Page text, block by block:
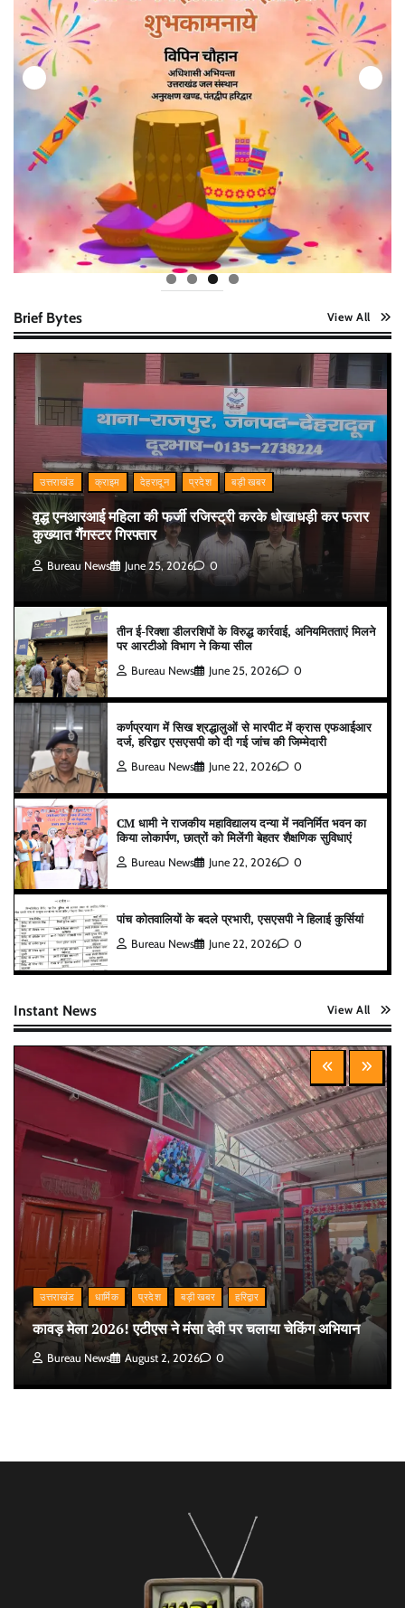
Brief Bytes View All
उत्तराखंड क्राइम देहरादून प्रदेश बड़ी खबर
वृद्ध एनआरआई महिला की फर्जी रजिस्ट्री करके धोखाधड़ी कर फरार
कुख्यात गैंगस्टर गिरफ्तार
Bureau News June 25, 2026 0
तीन ई-रिक्शा डीलरशिपों के विरुद्ध कार्रवाई, अनियमितताएं मिलने
पर आरटीओ विभाग ने किया सील
Bureau News June 25, 2026 0
कर्णप्रयाग में सिख श्रद्धालुओं से मारपीट में क्रास एफआईआर
दर्ज, हरिद्वार एसएसपी को दी गई जांच की जिम्मेदारी
Bureau News June 22, 2026 0
CM धामी ने राजकीय महाविद्यालय दन्या में नवनिर्मित भवन का
किया लोकार्पण, छात्रों को मिलेंगी बेहतर शैक्षणिक सुविधाएं
Bureau News June 22, 2026 0
पांच कोतवालियों के बदले प्रभारी, एसएसपी ने हिलाई कुर्सियां
Bureau News June 22, 2026 0
Instant News View All
उत्तराखंड धार्मिक प्रदेश बड़ी खबर हरिद्वार
कावड़ मेला 2026! एटीएस ने मंसा देवी पर चलाया चेकिंग अभियान
Bureau News August 2, 2026 0